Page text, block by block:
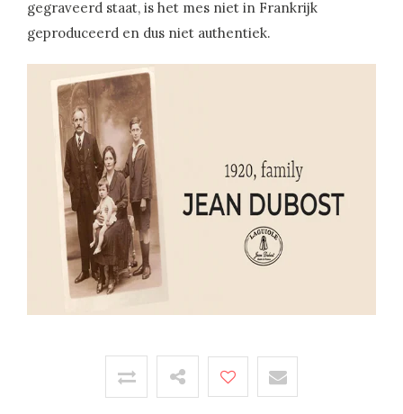
gegraveerd staat, is het mes niet in Frankrijk
geproduceerd en dus niet authentiek.